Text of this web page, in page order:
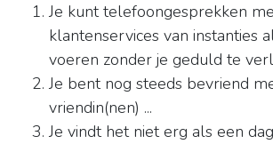
Je kunt telefoongesprekken
klantenservices van instanties
voeren zonder je geduld te
Je bent nog steeds bevriend
vriendin(nen) ...
Je vindt het niet erg als een